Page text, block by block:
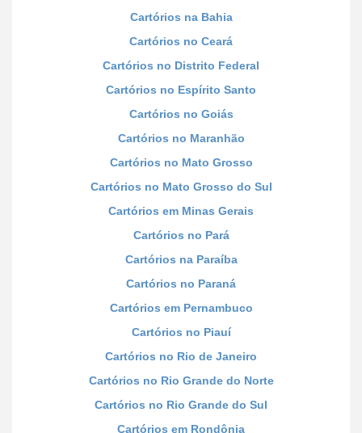
Cartórios na Bahia
Cartórios no Ceará
Cartórios no Distrito Federal
Cartórios no Espírito Santo
Cartórios no Goiás
Cartórios no Maranhão
Cartórios no Mato Grosso
Cartórios no Mato Grosso do Sul
Cartórios em Minas Gerais
Cartórios no Pará
Cartórios na Paraíba
Cartórios no Paraná
Cartórios em Pernambuco
Cartórios no Piauí
Cartórios no Rio de Janeiro
Cartórios no Rio Grande do Norte
Cartórios no Rio Grande do Sul
Cartórios em Rondônia